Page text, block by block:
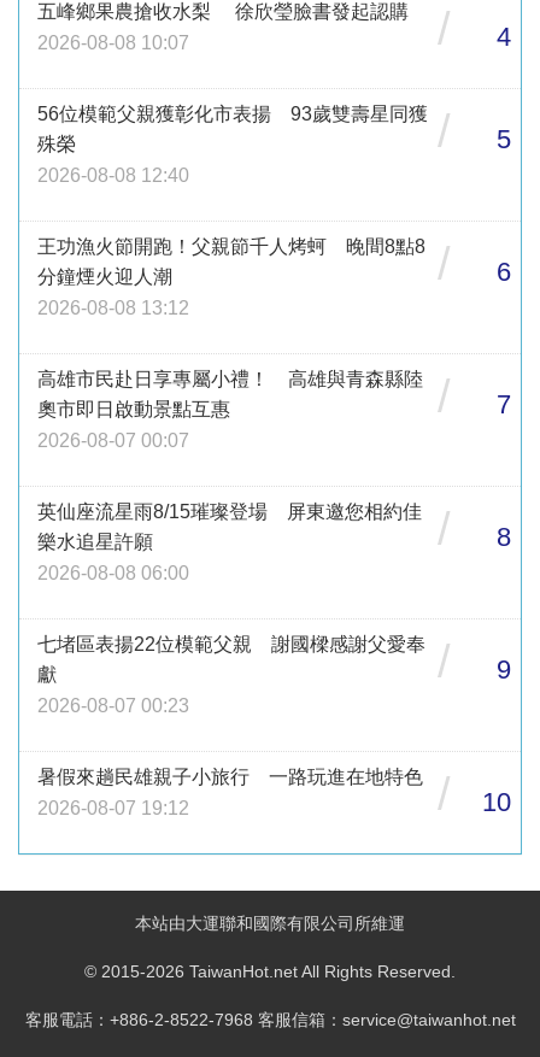
五峰鄉果農搶收水梨 徐欣瑩臉書發起認購
2026-08-08 10:07
/ 4
56位模範父親獲彰化市表揚 93歲雙壽星同獲
殊榮
2026-08-08 12:40
/ 5
王功漁火節開跑！父親節千人烤蚵 晚間8點8
分鐘煙火迎人潮
2026-08-08 13:12
/ 6
高雄市民赴日享專屬小禮！ 高雄與青森縣陸
奧市即日啟動景點互惠
2026-08-07 00:07
/ 7
英仙座流星雨8/15璀璨登場 屏東邀您相約佳
樂水追星許願
2026-08-08 06:00
/ 8
七堵區表揚22位模範父親 謝國樑感謝父愛奉
獻
2026-08-07 00:23
/ 9
暑假來趟民雄親子小旅行 一路玩進在地特色
2026-08-07 19:12
/ 10
本站由大運聯和國際有限公司所維運
© 2015-2026 TaiwanHot.net All Rights Reserved.
客服電話：+886-2-8522-7968 客服信箱：service@taiwanhot.net